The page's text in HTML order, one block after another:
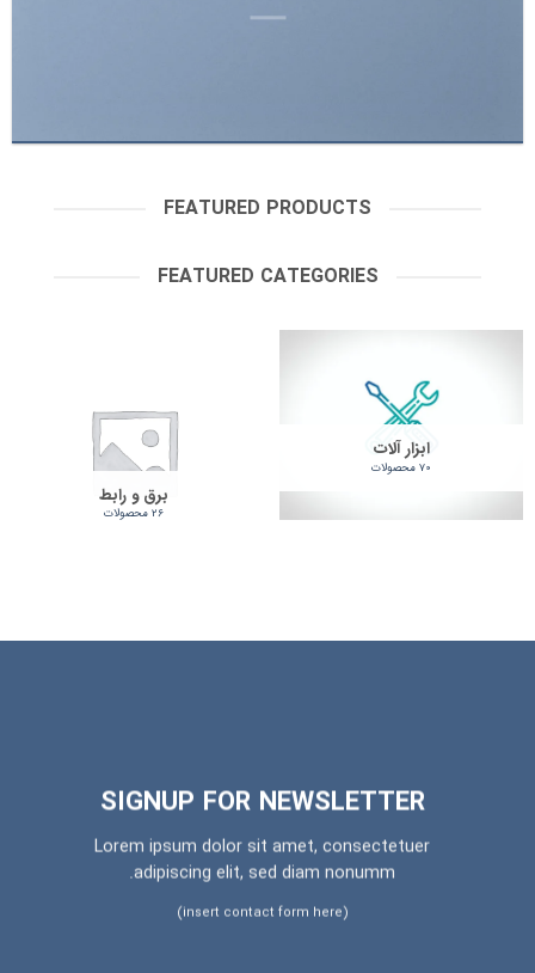
FEATURED PRODUCTS
FEATURED CATEGORIES
ابزار آلات
70 محصولات
برق و رابط
26 محصولات
SIGNUP FOR NEWSLETTER
Lorem ipsum dolor sit amet, consectetuer
adipiscing elit, sed diam nonumm.
(insert contact form here)